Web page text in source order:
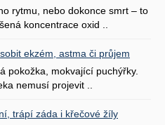
rytmu, nebo dokonce smrt – to
koncentrace oxid ..
ekzém, astma či průjem
pokožka, mokvající puchýřky.
nemusí projevit ..
trápí záda i křečové žíly